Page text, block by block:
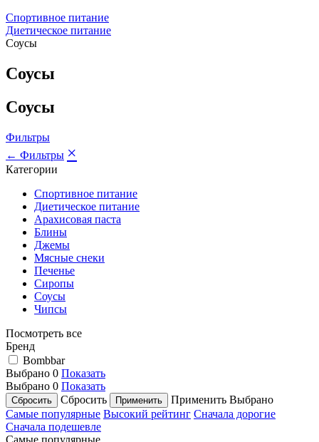
Спортивное питание
Диетическое питание
Соусы
Соусы
Соусы
Фильтры
← Фильтры ×
Категории
Спортивное питание
Диетическое питание
Арахисовая паста
Блины
Джемы
Мясные снеки
Печенье
Сиропы
Соусы
Чипсы
Посмотреть все
Бренд
Bombbar
Выбрано 0 Показать
Выбрано 0 Показать
Сбросить
Применить Выбрано
Самые популярные Высокий рейтинг Сначала дорогие
Сначала подешевле
Самые популярные